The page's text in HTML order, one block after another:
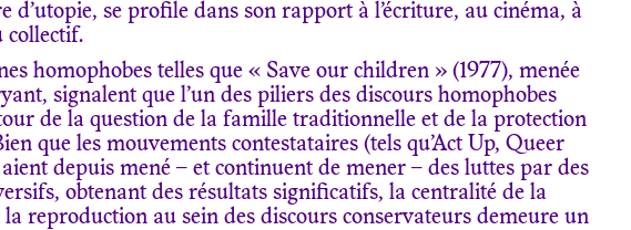
d’utopie, se profile dans son rapport à l’écriture, au cinéma, à
collectif.
homophobes telles que « Save our children » (1977), menée
signalent que l’un des piliers des discours homophobes
de la question de la famille traditionnelle et de la protection
que les mouvements contestataires (tels qu’Act Up, Queer
depuis mené – et continuent de mener – des luttes par des
obtenant des résultats significatifs, la centralité de la
reproduction au sein des discours conservateurs demeure un